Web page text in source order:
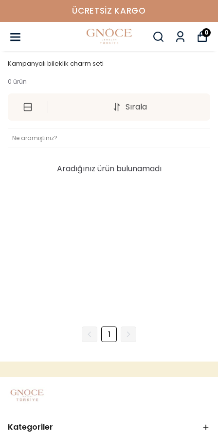
ÜCRETSIZ KARGO
0
Kampanyalı bileklik charm seti
0 ürün
Sırala
Aradığınız ürün bulunamadı
1
Kategoriler